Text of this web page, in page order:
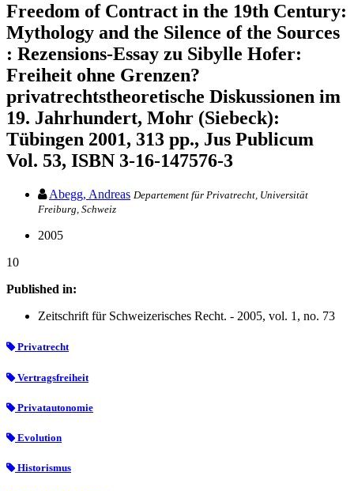
Freedom of Contract in the 19th Century:
Mythology and the Silence of the Sources
: Rezensions-Essay zu Sibylle Hofer:
Freiheit ohne Grenzen?
privatrechtstheoretische Diskussionen im
19. Jahrhundert, Mohr (Siebeck):
Tübingen 2001, 313 pp., Jus Publicum
Vol. 53, ISBN 3-16-147576-3
Abegg, Andreas Departement für Privatrecht, Universität
Freiburg, Schweiz
2005
10
Published in:
Zeitschrift für Schweizerisches Recht. - 2005, vol. 1, no. 73
Privatrecht
Vertragsfreiheit
Privatautonomie
Evolution
Historismus